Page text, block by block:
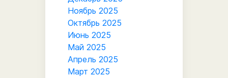
Ноябрь 2025
Октябрь 2025
Июнь 2025
Май 2025
Апрель 2025
Март 2025